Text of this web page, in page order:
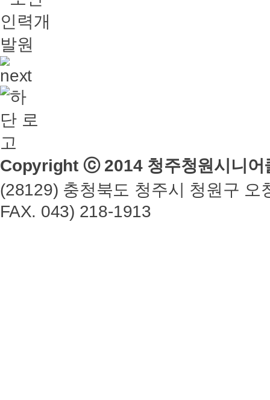
Copyright ⓒ 2014 청주청원시니
(28129) 충청북도 청주시 청원구
FAX. 043) 218-1913